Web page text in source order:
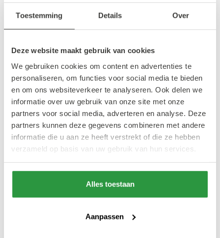
Toestemming Details Over
Deze website maakt gebruik van cookies
We gebruiken cookies om content en advertenties te
personaliseren, om functies voor social media te bieden
en om ons websiteverkeer te analyseren. Ook delen we
informatie over uw gebruik van onze site met onze
partners voor social media, adverteren en analyse. Deze
partners kunnen deze gegevens combineren met andere
informatie die u aan ze heeft verstrekt of die ze hebben
verzameld op basis van uw gebruik van hun services.
Alles toestaan
Aanpassen
kun je tot 23.00 uur nog genieten van
lichtkunst en diverse optredens van onder
dj collectief.
Hoeveel kilometer is de route en hoelang
duurt het lopen?
De route is ongeveer 3 kilometer lang en
loopt dwars door het centrum van de stad.
De geprogrammeerde route duurt naar
verwachting ca. 1,5 uur. Van 18.00 tot 19.30
Kan ik ook halverwege de route